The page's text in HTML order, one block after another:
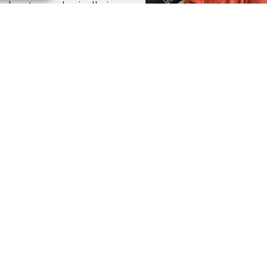
on paberirulle ja -